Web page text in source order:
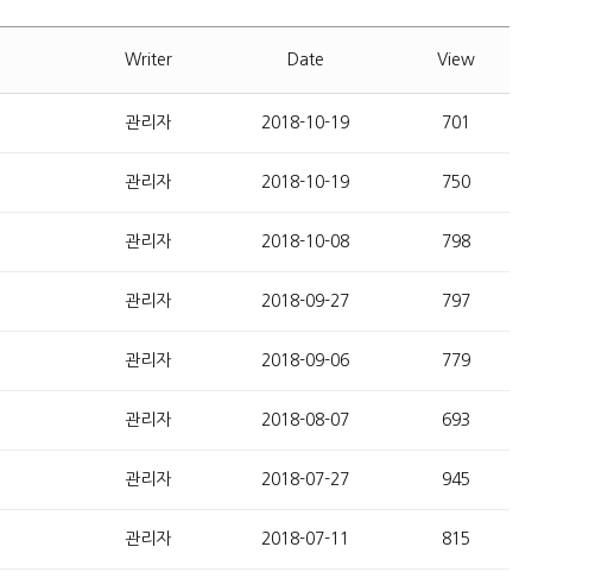
Writer Date View
관리자 2018-10-19 701
관리자 2018-10-19 750
관리자 2018-10-08 798
관리자 2018-09-27 797
관리자 2018-09-06 779
관리자 2018-08-07 693
관리자 2018-07-27 945
관리자 2018-07-11 815